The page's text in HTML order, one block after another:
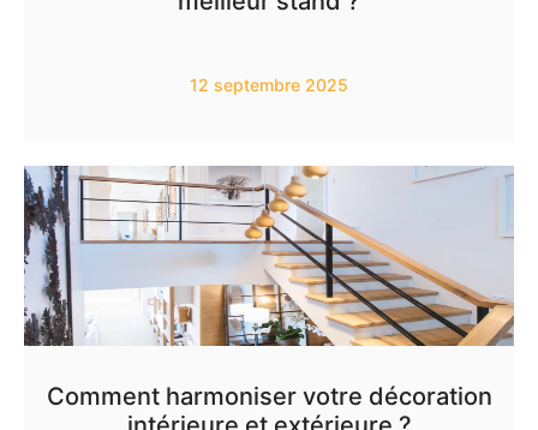
12 septembre 2025
Comment harmoniser votre décoration